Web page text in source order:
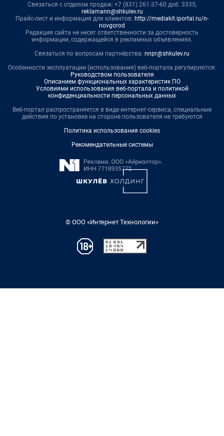
Связаться с отделом продаж: +7 (831) 261-37-60 доб. 3335,
reklamann@shkulev.ru
Прайс-лист и информация для клиентов: http://mediakit.iportal.ru/n-
novgorod
Редакция сайта не несет ответственности за достоверность
информации, содержащейся в рекламных объявлениях.
Связаться по вопросам партнёрства: nnpr@shkulev.ru
Особенности эксплуатации (использования) веб-портала регулируются:
Руководством пользователя
Описанием функциональных характеристик ПО
Условиями использования веб-портала и политикой
конфиденциальности персональных данных
Веб-портал распространяется в виде интернет-сервиса, специальные
действия по установке на стороне пользователя не требуются
Политика использования cookies
Рекомендательные системы
© ООО «Интернет Технологии»